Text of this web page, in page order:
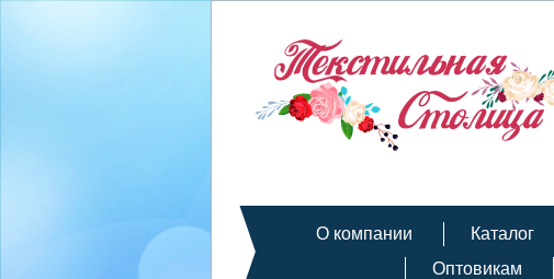
О компании Каталог
Оптовикам